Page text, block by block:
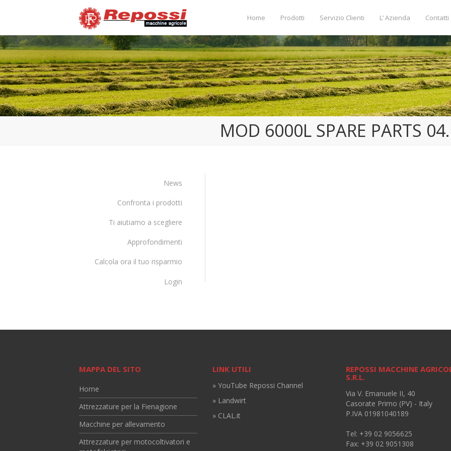
Home Prodotti Servizio Clienti L’ Azienda Contatti
MOD 6000L SPARE PARTS
News
Confronta i prodotti
Ti aiutiamo a scegliere
Approfondimenti
Calcola ora il tuo risparmio
Login
MAPPA DEL SITO
Home
Attrezzature per la Fienagione
Macchine per allevamento
Attrezzature per motocoltivatori e
LINK UTILI
» YouTube Repossi Channel
» Landwirt
» CLAL.it
REPOSSI MACCHINE
S.R.L.
Via V. Emanuele II, 40
Casorate Primo (PV) - Italy
P.IVA 01981040189
Tel: +39 02 9056625
Fax: +39 02 9051308